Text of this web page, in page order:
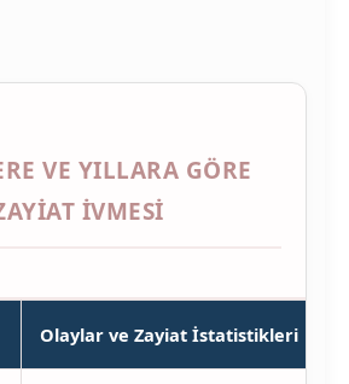
VE YILLARA GÖRE
İVMESI
Olaylar ve Zayiat İstatistikleri